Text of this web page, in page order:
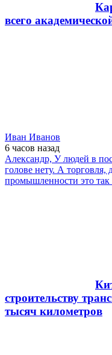
всего
Иван Иванов
6 часов назад
Александр, У людей в
голове нету. А торговля,
промышленности это так
строительству
тысяч километров